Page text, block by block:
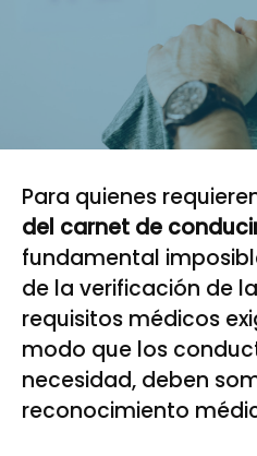
Para quienes
del carnet de
fundamental
de la verificación de
requisitos médicos
modo que los
necesidad, deben
reconocimiento